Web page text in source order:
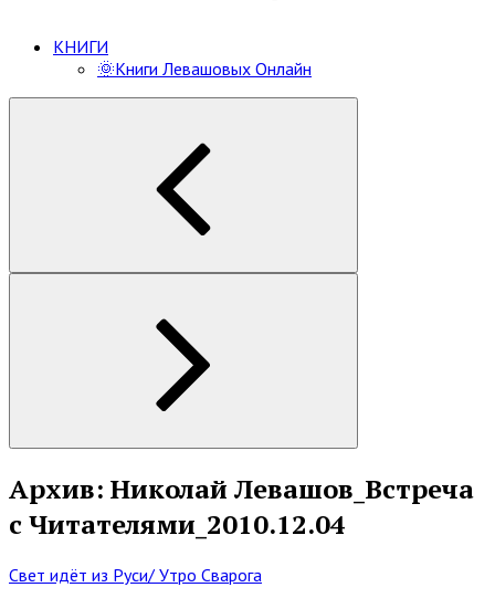
КНИГИ
🌞Книги Левашовых Онлайн
Архив: Николай Левашов_Встреча
с Читателями_2010.12.04
Свет идёт из Руси/ Утро Сварога